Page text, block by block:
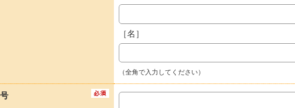
［名］
（全角で入力してください）